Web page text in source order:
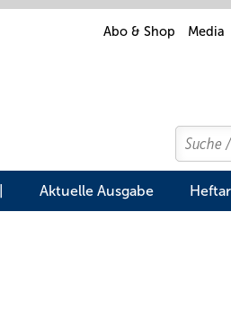
Abo & Shop Media
Search
Suchen
Aktuelle Ausgabe